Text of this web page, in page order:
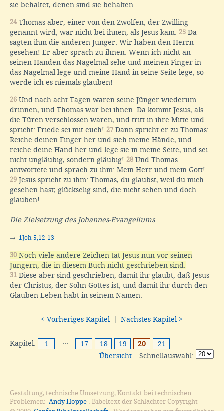
sie behaltet, denen sind sie behalten.
24Thomas aber, einer von den Zwölfen, der Zwilling
genannt wird, war nicht bei ihnen, als Jesus kam. 25 Da
sagten ihm die anderen Jünger: Wir haben den Herrn
gesehen! Er aber sprach zu ihnen: Wenn ich nicht an
seinen Händen das Nägelmal sehe und meinen Finger in
das Nägelmal lege und meine Hand in seine Seite lege, so
werde ich es niemals glauben!
26 Und nach acht Tagen waren seine Jünger wiederum
drinnen, und Thomas war bei ihnen. Da kommt Jesus, als
die Türen verschlossen waren, und tritt in ihre Mitte und
spricht: Friede sei mit euch! 27 Dann spricht er zu Thomas:
Reiche deinen Finger her und sieh meine Hände, und
reiche deine Hand her und lege sie in meine Seite, und sei
nicht ungläubig, sondern gläubig! 28 Und Thomas
antwortete und sprach zu ihm: Mein Herr und mein Gott!
29 Jesus spricht zu ihm: Thomas, du glaubst, weil du mich
gesehen hast; glückselig sind, die nicht sehen und doch
glauben!
Die Zielsetzung des Johannes-Evangeliums
→ 1Joh 5,12-13
30 Noch viele andere Zeichen tat Jesus nun vor seinen
Jüngern, die in diesem Buch nicht geschrieben sind.
31 Diese aber sind geschrieben, damit ihr glaubt, daß Jesus
der Christus, der Sohn Gottes ist, und damit ihr durch den
Glauben Leben habt in seinem Namen.
< Vorheriges Kapitel | Nächstes Kapitel >
Kapitel: 1 ··· 17 18 19 20
21
Übersicht · Schnellauswahl:
Gestaltung, technische Umsetzung, Kontakt bei technischen
Problemen: Andy Hoppe
. Bibeltext der Schlachter Copyright